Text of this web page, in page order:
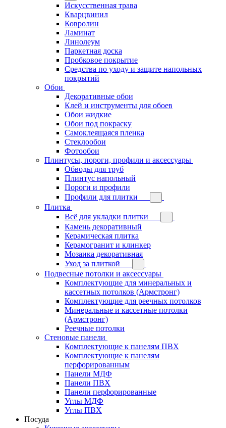
Искусственная трава
Кварцвинил
Ковролин
Ламинат
Линолеум
Паркетная доска
Пробковое покрытие
Средства по уходу и защите напольных
покрытий
Обои
Декоративные обои
Клей и инструменты для обоев
Обои жидкие
Обои под покраску
Самоклеящаяся пленка
Стеклообои
Фотообои
Плинтусы, пороги, профили и аксессуары
Обводы для труб
Плинтус напольный
Пороги и профили
Профили для плитки
Плитка
Всё для укладки плитки
Камень декоративный
Керамическая плитка
Керамогранит и клинкер
Мозаика декоративная
Уход за плиткой
Подвесные потолки и аксессуары
Комплектующие для минеральных и
кассетных потолков (Армстронг)
Комплектующие для реечных потолков
Минеральные и кассетные потолки
(Армстронг)
Реечные потолки
Стеновые панели
Комплектующие к панелям ПВХ
Комплектующие к панелям
перфорированным
Панели МДФ
Панели ПВХ
Панели перфорированные
Углы МДФ
Углы ПВХ
Посуда